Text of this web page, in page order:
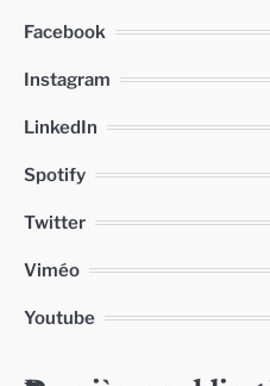
Facebook
Instagram
LinkedIn
Spotify
Twitter
Viméo
Youtube